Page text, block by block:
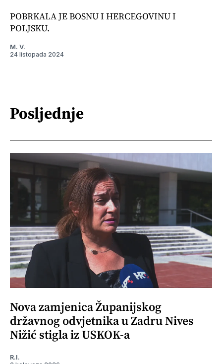
POBRKALA JE BOSNU I HERCEGOVINU I
POLJSKU.
M. V.
24 listopada 2024
Posljednje
Nova zamjenica Županijskog
državnog odvjetnika u Zadru Nives
Nižić stigla iz USKOK-a
R.I.